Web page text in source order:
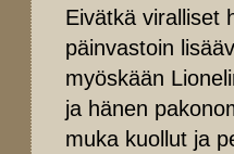
Eivätkä viralliset
päinvastoin
myöskään
ja hänen
muka kuollut ja